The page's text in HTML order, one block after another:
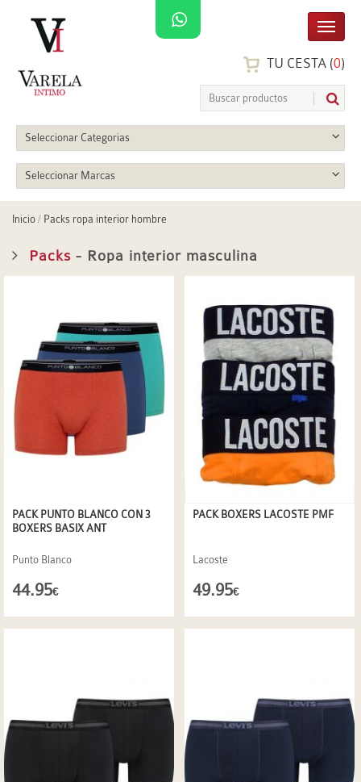
TU CESTA (0)
Seleccionar Categorias
Seleccionar Marcas
Inicio / Packs ropa interior hombre
Packs - Ropa interior masculina
PACK PUNTO BLANCO CON 3
BOXERS BASIX ANT
Punto Blanco
44.95€
PACK BOXERS LACOSTE PMF
Lacoste
49.95€